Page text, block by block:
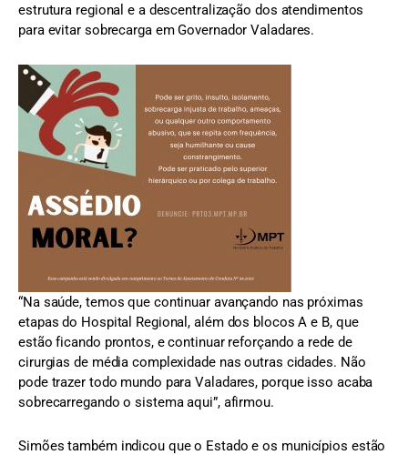
estrutura regional e a descentralização dos atendimentos
para evitar sobrecarga em Governador Valadares.
“Na saúde, temos que continuar avançando nas próximas
etapas do Hospital Regional, além dos blocos A e B, que
estão ficando prontos, e continuar reforçando a rede de
cirurgias de média complexidade nas outras cidades. Não
pode trazer todo mundo para Valadares, porque isso acaba
sobrecarregando o sistema aqui”, afirmou.
Simões também indicou que o Estado e os municípios estão